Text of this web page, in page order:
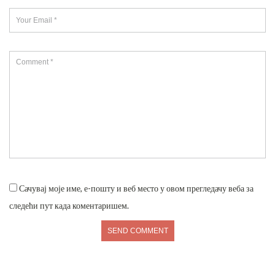
Сачувај моје име, е-пошту и веб место у овом прегледачу веба за
следећи пут када коментаришем.